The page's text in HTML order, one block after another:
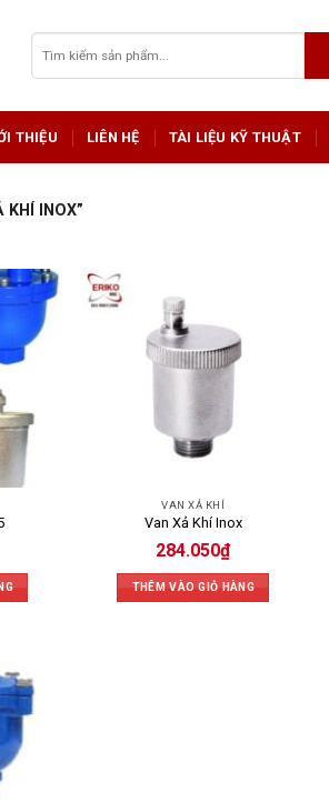
kiếm:
THIỆU LIÊN HỆ TÀI LIỆU KỸ THUẬT
KHÍ INOX”
VAN XẢ KHÍ
Van Xả Khí Inox
284.050₫
THÊM VÀO GIỎ HÀNG